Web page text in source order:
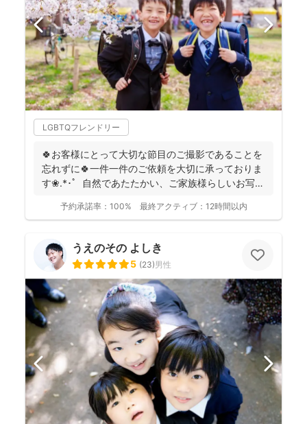
LGBTQフレンドリー
🍀お客様にとって大切な節目のご撮影であることを
忘れずに🍀一件一件のご依頼を大切に承っておりま
す❀.*･ﾟ 自然であたたかい、ご家族様らしいお写真
予約承諾率： 100% 最終アクティブ： 12時間以内
うえのその よしき
5 (23)男性